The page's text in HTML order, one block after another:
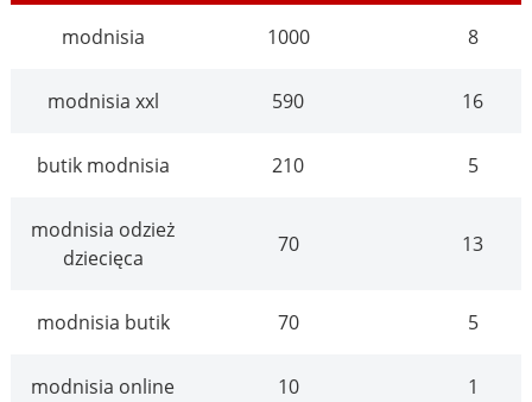
modnisia 1000 8
modnisia xxl 590 16
butik modnisia 210 5
modnisia odzież
dziecięca
70 13
modnisia butik 70 5
modnisia online 10 1